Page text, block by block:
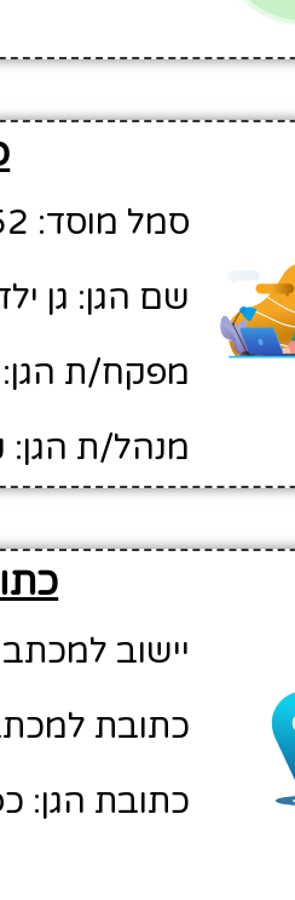
סמל מוסד: 302752
שם הגן: גן
מפקח/ת
מנהל/ת הגן:
יישוב
כתובת
כתובת הגן: